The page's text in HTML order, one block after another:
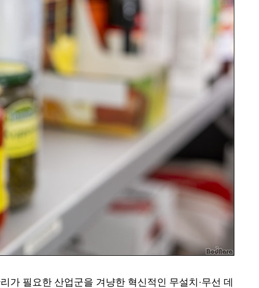
가 필요한 산업군을 겨냥한 혁신적인 무설치·무선 데